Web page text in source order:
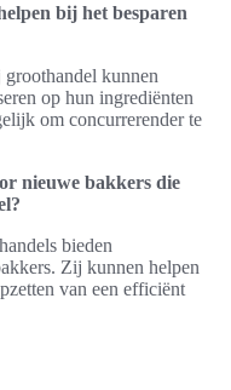
bij het besparen
kunnen
op hun ingrediënten
om concurrerender te
nieuwe bakkers die
bieden
Zij kunnen helpen
van een efficiënt